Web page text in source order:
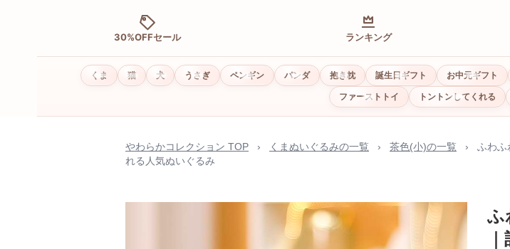
30%OFFセール ランキング
くま 猫 犬 うさぎ ペンギン パンダ 抱き枕 誕生日ギフト お中元ギフト
ファーストトイ
トントンしてくれる
やわらかコレクション TOP › くまぬいぐるみの一覧 › 茶色(小)の一覧 ›
ふわふ
れる人気ぬいぐるみ
ふ